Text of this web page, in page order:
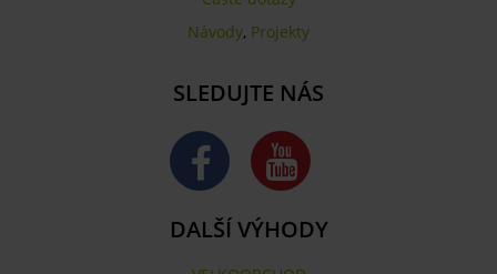
Návody, Projekty
SLEDUJTE NÁS
DALŠÍ VÝHODY